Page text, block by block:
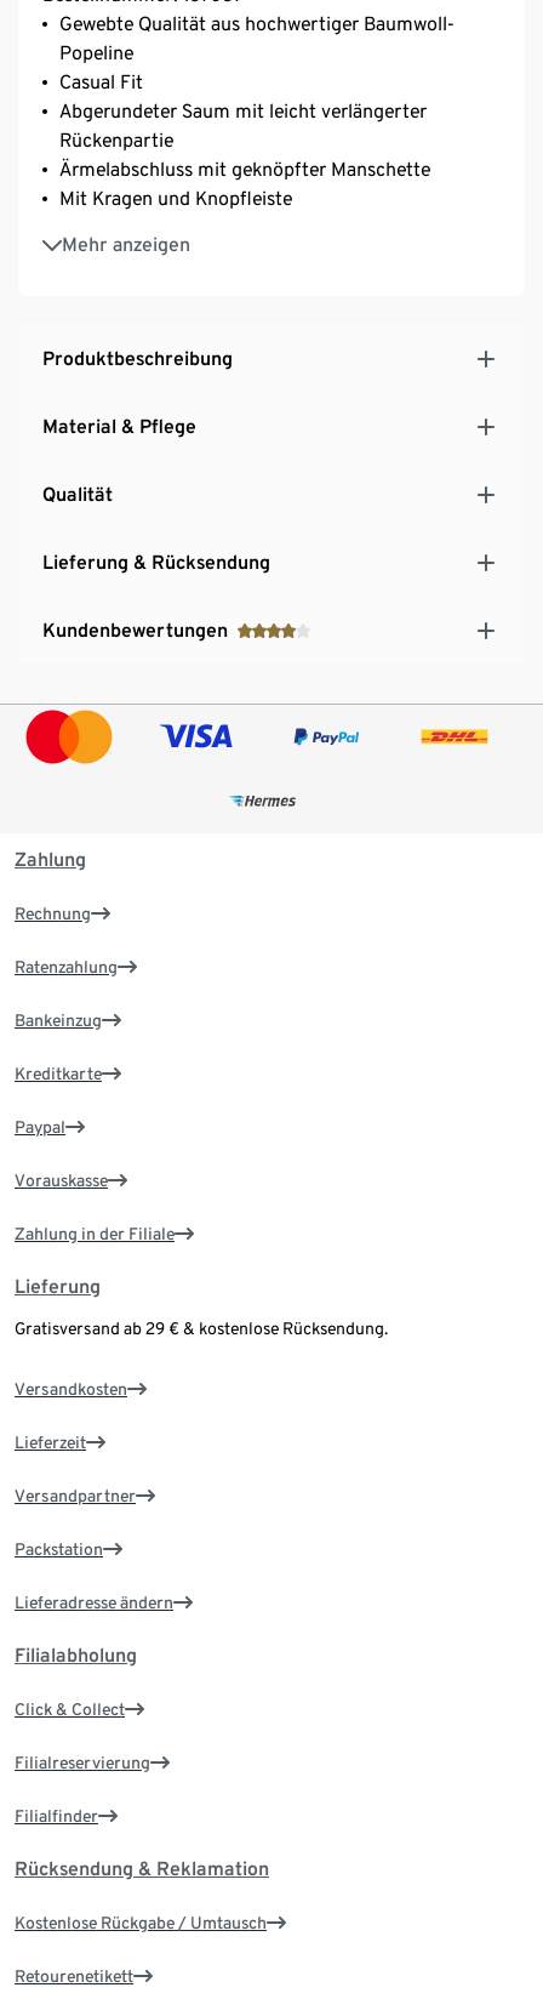
Gewebte Qualität aus hochwertiger Baumwoll-
Popeline
Casual Fit
Abgerundeter Saum mit leicht verlängerter
Rückenpartie
Ärmelabschluss mit geknöpfter Manschette
Mit Kragen und Knopfleiste
Mehr anzeigen
Dezente Stickerei auf der Vorderseite
Produktbeschreibung
Material & Pflege
Qualität
Lieferung & Rücksendung
Kundenbewertungen
Zahlung
Rechnung
Ratenzahlung
Bankeinzug
Kreditkarte
Paypal
Vorauskasse
Zahlung in der Filiale
Lieferung
Gratisversand ab 29 € & kostenlose Rücksendung.
Versandkosten
Lieferzeit
Versandpartner
Packstation
Lieferadresse ändern
Filialabholung
Click & Collect
Filialreservierung
Filialfinder
Rücksendung & Reklamation
Kostenlose Rückgabe / Umtausch
Retourenetikett